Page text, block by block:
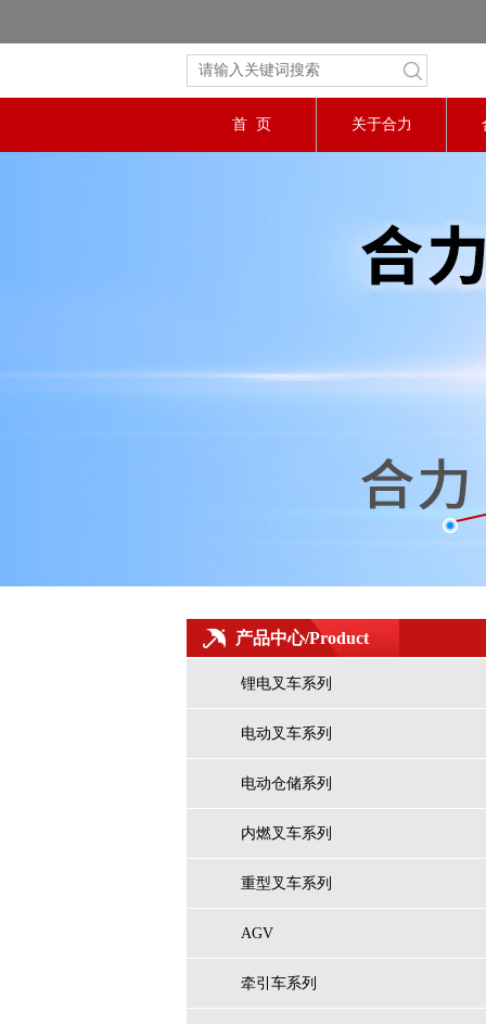
首 页 关于合力
产品中心/Product
锂电叉车系列
电动叉车系列
电动仓储系列
内燃叉车系列
重型叉车系列
AGV
牵引车系列
高举升仓储式AGV（专用式）